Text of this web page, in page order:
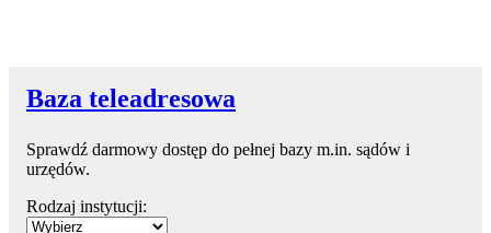
Baza teleadresowa
Sprawdź darmowy dostęp do pełnej bazy m.in. sądów i
urzędów.
Rodzaj instytucji: